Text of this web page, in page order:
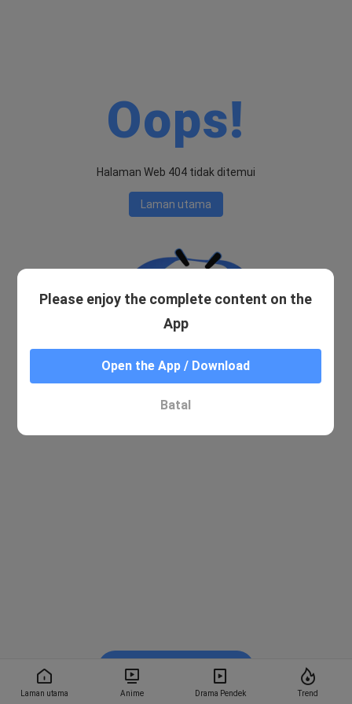
Laman utama Anime Drama Pendek Trend
Oops!
Halaman Web 404 tidak ditemui
Laman utama
Tonton dalam BiliBili
Please enjoy the complete content on the
App
Open the App / Download
Batal